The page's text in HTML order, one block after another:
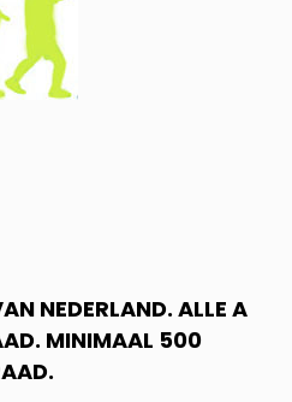
NEDERLAND. ALLE A
MINIMAAL 500